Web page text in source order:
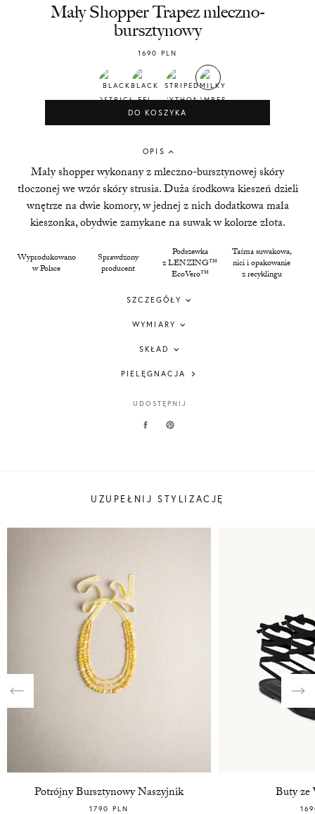
Chylak
Mały Shopper Trapez mleczno-
bursztynowy
1690 PLN
DO KOSZYKA
OPIS
Mały shopper wykonany z mleczno-bursztynowej skóry
tłoczonej we wzór skóry strusia. Duża środkowa kieszeń dzieli
wnętrze na dwie komory, w jednej z nich dodatkowa mała
kieszonka, obydwie zamykane na suwak w kolorze złota.
Wyprodukowano
w Polsce
Sprawdzony
producent
Podszewka
z LENZING™
EcoVero™
Taśma suwakowa,
nici i opakowanie
z recyklingu
SZCZEGÓŁY
WYMIARY
SKŁAD
PIELĘGNACJA
UDOSTĘPNIJ
UZUPEŁNIJ STYLIZACJĘ
Potrójny Bursztynowy Naszyjnik
1790 PLN
Buty ze
Previous